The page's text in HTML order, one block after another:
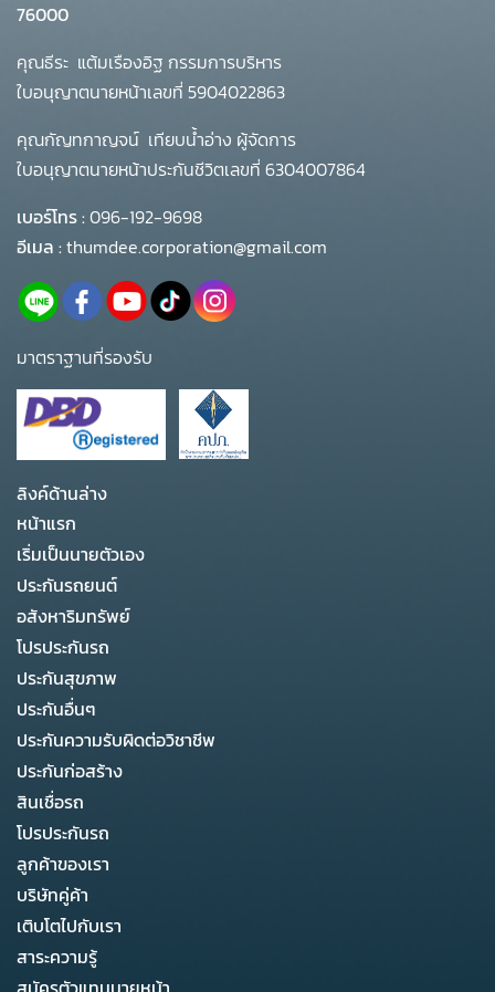
76000
คุณธีระ แต้มเรืองอิฐ กรรมการบริหาร
ใบอนุญาตนายหน้าเลขที่ 5904022863
คุณกัญทกาญจน์ เทียบน้ำอ่าง ผู้จัดการ
ใบอนุญาตนายหน้าประกันชีวิตเลขที่ 6304007864
เบอร์โทร :096-192-9698
อีเมล :thumdee.corporation@gmail.com
มาตราฐานที่รองรับ
ลิงค์ด้านล่าง
หน้าแรก
เริ่มเป็นนายตัวเอง
ประกันรถยนต์
อสังหาริมทรัพย์
โปรประกันรถ
ประกันสุขภาพ
ประกันอื่นๆ
ประกันความรับผิดต่อวิชาชีพ
ประกันก่อสร้าง
สินเชื่อรถ
โปรประกันรถ
ลูกค้าของเรา
บริษัทคู่ค้า
เติบโตไปกับเรา
สาระความรู้